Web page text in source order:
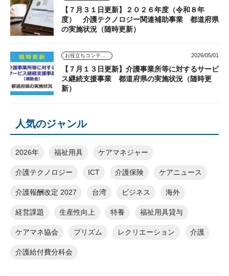
【７月３１日更新】２０２６年度（令和８年
度） 介護テクノロジー関連補助事業 都道府県
の実施状況（随時更新）
お役立ちコンテンツ 2026/05/01
【７月１３日更新】介護事業所等に対するサービ
ス継続支援事業 都道府県の実施状況（随時更
新）
人気のジャンル
2026年 福祉用具 ケアマネジャー
介護テクノロジー ICT 介護保険 ケアニュース
介護報酬改定 2027 台湾 ビジネス 海外
経営課題 生産性向上 特養 福祉用具貸与
ケアマネ協会 プリズム レクリエーション 介護
介護給付費分科会